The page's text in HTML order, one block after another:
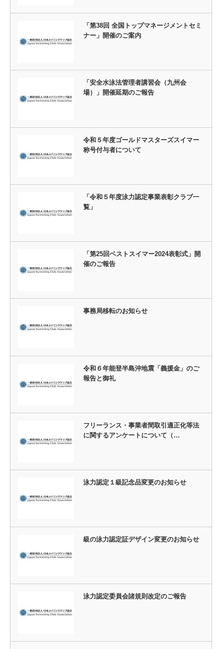
「第38回 全国トップマネージメントセミ
ナー」開催のご案内
「安全水泳法管理者講習会（九州会
場）」開催延期のご報告
令和５年度ゴールドマスターズスイマー
称号付与者について
「令和５年度泳力認定事業表彰クラブ一
覧」
「第25回ベストスイマー2024表彰式」開
催のご報告
事務局移転のお知らせ
令和６年能登半島沖地震「義援金」のご
報告と御礼
フリーランス・事業者間取引適正化等法
に関するアンケートについて（…
泳力認定１級記念品変更のお知らせ
級の泳力認定証デザイン変更のお知らせ
泳力認定委員会諸規則改定のご報告